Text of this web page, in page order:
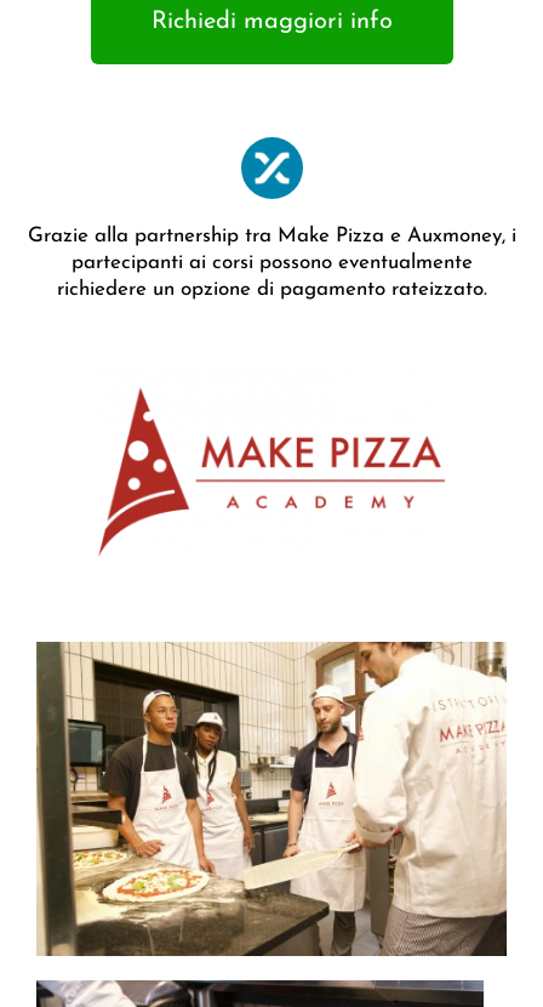
Richiedi maggiori info
Grazie alla partnership tra Make Pizza e Auxmoney, i
partecipanti ai corsi possono eventualmente
richiedere un opzione di pagamento rateizzato.